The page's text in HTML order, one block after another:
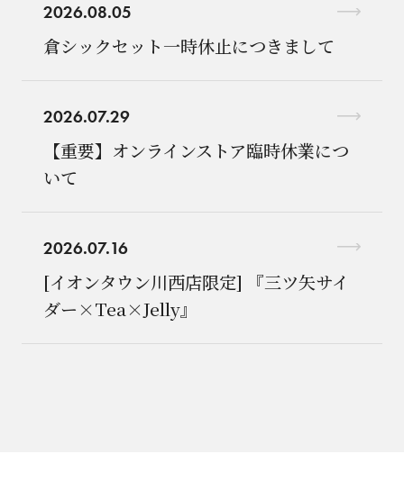
2026.08.05
倉シックセット一時休止につきまして
2026.07.29
【重要】オンラインストア臨時休業につ
いて
2026.07.16
[イオンタウン川西店限定] 『三ツ矢サイ
ダー×Tea×Jelly』